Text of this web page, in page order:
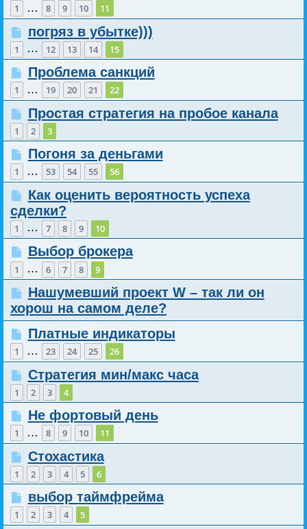
1 … 8 9 10 11
погряз в убытке)))
1 … 12 13 14 15
Проблема санкций
1 … 19 20 21 22
Простая стратегия на пробое канала
1 2 3
Погоня за деньгами
1 … 53 54 55 56
Как оценить вероятность успеха
сделки?
1 … 7 8 9 10
Выбор брокера
1 … 6 7 8 9
Нашумевший проект W – так ли он
хорош на самом деле?
Платные индикаторы
1 … 23 24 25 26
Стратегия мин/макс часа
1 2 3 4
Не фортовый день
1 … 8 9 10 11
Стохастика
1 2 3 4 5 6
выбор таймфрейма
1 2 3 4 5